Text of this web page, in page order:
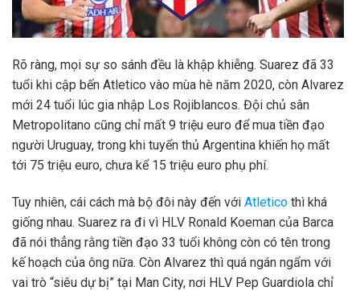
Rõ ràng, mọi sự so sánh đều là khập khiễng. Suarez đã 33
tuổi khi cập bến Atletico vào mùa hè năm 2020, còn Alvarez
mới 24 tuổi lúc gia nhập Los Rojiblancos. Đội chủ sân
Metropolitano cũng chỉ mất 9 triệu euro để mua tiền đạo
người Uruguay, trong khi tuyển thủ Argentina khiến họ mất
tới 75 triệu euro, chưa kể 15 triệu euro phụ phí.
Tuy nhiên, cái cách mà bộ đôi này đến với Atletico thì khá
giống nhau. Suarez ra đi vì HLV Ronald Koeman của Barca
đã nói thẳng rằng tiền đạo 33 tuổi không còn có tên trong
kế hoạch của ông nữa. Còn Alvarez thì quá ngán ngẩm với
vai trò “siêu dự bị” tại Man City, nơi HLV Pep Guardiola chỉ